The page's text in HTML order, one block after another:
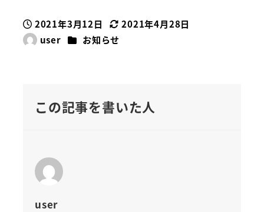
投稿日
2021年3月12日
更新日
2021年4月28日
著
user カテゴリー
お知らせ
この記事を書いた人
user